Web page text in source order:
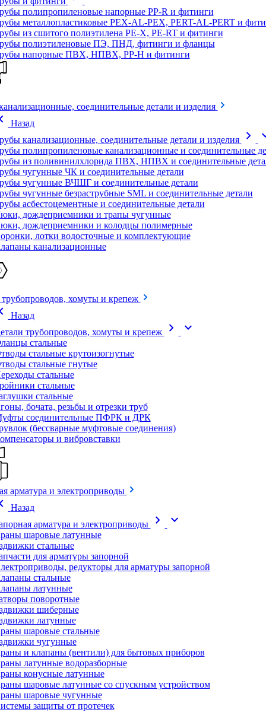
полипропиленовые напорные PP-R и фитинги
металлопластиковые PEX-AL-PEX, PERT-AL-PERT и
из сшитого полиэтилена PE-X, PE-RT и фитинги
полиэтиленовые ПЭ, ПНД, фитинги и фланцы
напорные ПВХ, НПВХ, PP-H и фитинги
соединительные детали и изделия
Назад
канализационные, соединительные детали и изделия
chevron_right
полипропиленовые канализационные и соединительные
из поливинилхлорида ПВХ, НПВХ и соединительные
чугунные ЧК и соединительные детали
чугунные ВЧШГ и соединительные детали
чугунные безраструбные SML и соединительные детали
асбестоцементные и соединительные детали
дождеприемники и трапы чугунные
дождеприемники и колодцы полимерные
лотки водосточные и комплектующие
канализационные
трубопроводов, хомуты и крепеж
Назад
трубопроводов, хомуты и крепеж
chevron_right expand_more
стальные
стальные крутоизогнутые
стальные гнутые
стальные
стальные
стальные
бочата, резьбы и отрезки труб
соединительные ПФРК и ДРК
(бессварные муфтовые соединения)
и вибровставки
арматура и электроприводы
Назад
арматура и электроприводы
chevron_right expand_more
шаровые латунные
стальные
для арматуры запорной
редукторы для арматуры запорной
стальные
латунные
поворотные
шиберные
латунные
шаровые стальные
чугунные
и клапаны (вентили) для бытовых приборов
латунные водоразборные
конусные латунные
шаровые латунные со спускным устройством
шаровые чугунные
защиты от протечек